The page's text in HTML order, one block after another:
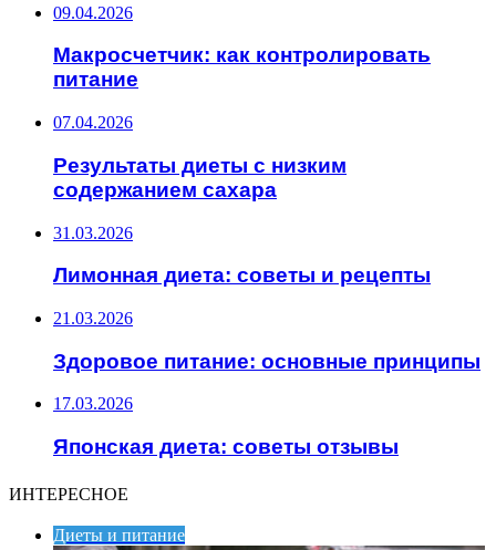
09.04.2026
Макросчетчик: как контролировать
питание
07.04.2026
Результаты диеты с низким
содержанием сахара
31.03.2026
Лимонная диета: советы и рецепты
21.03.2026
Здоровое питание: основные принципы
17.03.2026
Японская диета: советы отзывы
ИНТЕРЕСНОЕ
Диеты и питание